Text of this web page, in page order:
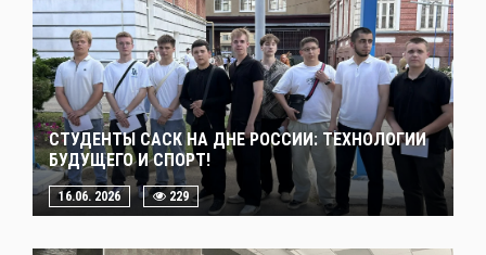
СТУДЕНТЫ САСК НА ДНЕ РОССИИ: ТЕХНОЛОГИИ
БУДУЩЕГО И СПОРТ!
16.06. 2026 229